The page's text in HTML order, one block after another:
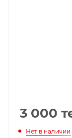
3 000
Нет в наличии